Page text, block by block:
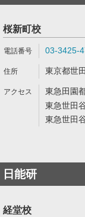
桜新町校
03-3425-
東京都世
東急田園
東急世田
東急世田
日能研
経堂校